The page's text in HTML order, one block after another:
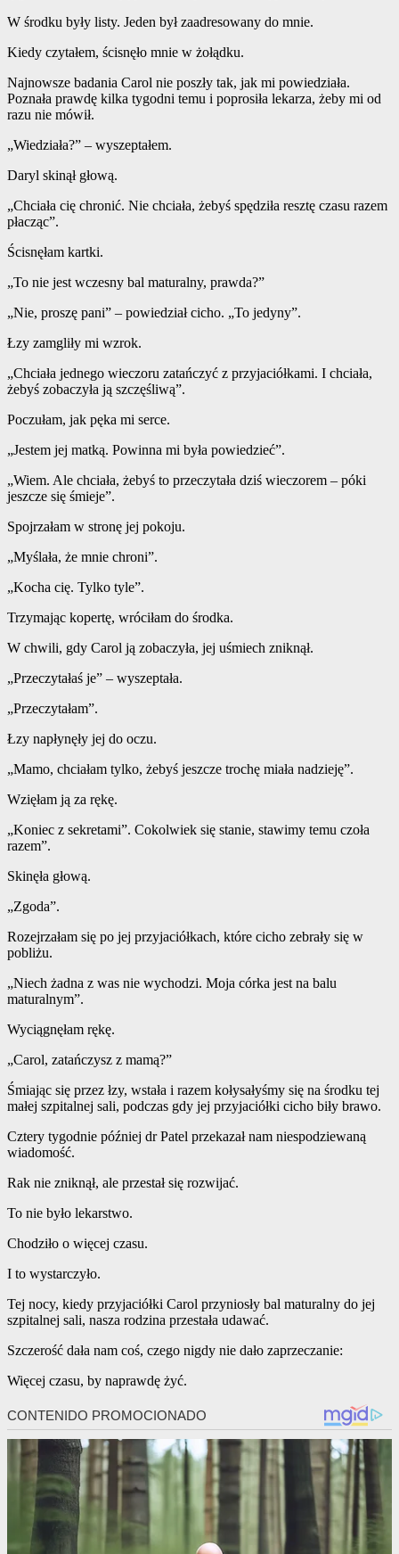
W środku były listy. Jeden był zaadresowany do mnie.
Kiedy czytałem, ścisnęło mnie w żołądku.
Najnowsze badania Carol nie poszły tak, jak mi powiedziała.
Poznała prawdę kilka tygodni temu i poprosiła lekarza, żeby mi od
razu nie mówił.
„Wiedziała?” – wyszeptałem.
Daryl skinął głową.
„Chciała cię chronić. Nie chciała, żebyś spędziła resztę czasu razem
płacząc”.
Ścisnęłam kartki.
„To nie jest wczesny bal maturalny, prawda?”
„Nie, proszę pani” – powiedział cicho. „To jedyny”.
Łzy zamgliły mi wzrok.
„Chciała jednego wieczoru zatańczyć z przyjaciółkami. I chciała,
żebyś zobaczyła ją szczęśliwą”.
Poczułam, jak pęka mi serce.
„Jestem jej matką. Powinna mi była powiedzieć”.
„Wiem. Ale chciała, żebyś to przeczytała dziś wieczorem – póki
jeszcze się śmieje”.
Spojrzałam w stronę jej pokoju.
„Myślała, że ​​mnie chroni”.
„Kocha cię. Tylko tyle”.
Trzymając kopertę, wróciłam do środka.
W chwili, gdy Carol ją zobaczyła, jej uśmiech zniknął.
„Przeczytałaś je” – wyszeptała.
„Przeczytałam”.
Łzy napłynęły jej do oczu.
„Mamo, chciałam tylko, żebyś jeszcze trochę miała nadzieję”.
Wzięłam ją za rękę.
„Koniec z sekretami”. Cokolwiek się stanie, stawimy temu czoła
razem”.
Skinęła głową.
„Zgoda”.
Rozejrzałam się po jej przyjaciółkach, które cicho zebrały się w
pobliżu.
„Niech żadna z was nie wychodzi. Moja córka jest na balu
maturalnym”.
Wyciągnęłam rękę.
„Carol, zatańczysz z mamą?”
Śmiając się przez łzy, wstała i razem kołysałyśmy się na środku tej
małej szpitalnej sali, podczas gdy jej przyjaciółki cicho biły brawo.
Cztery tygodnie później dr Patel przekazał nam niespodziewaną
wiadomość.
Rak nie zniknął, ale przestał się rozwijać.
To nie było lekarstwo.
Chodziło o więcej czasu.
I to wystarczyło.
Tej nocy, kiedy przyjaciółki Carol przyniosły bal maturalny do jej
szpitalnej sali, nasza rodzina przestała udawać.
Szczerość dała nam coś, czego nigdy nie dało zaprzeczanie:
Więcej czasu, by naprawdę żyć.